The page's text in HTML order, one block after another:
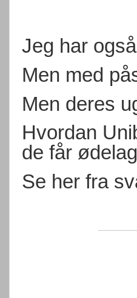
Jeg har
Men med
Men deres
Hvordan
de får
Se her fra